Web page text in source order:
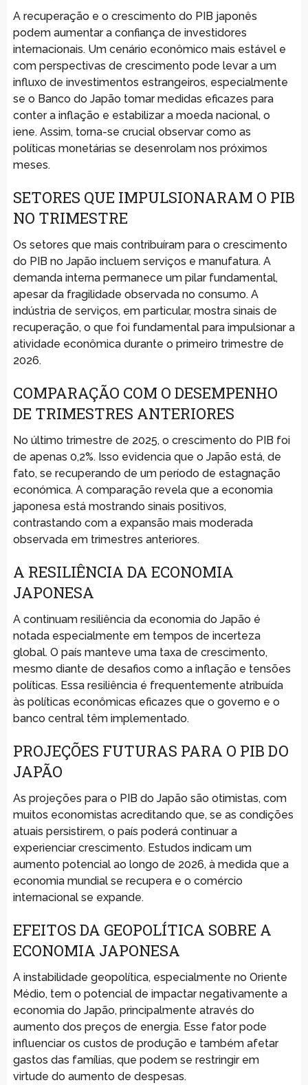
A recuperação e o crescimento do PIB japonês
podem aumentar a confiança de investidores
internacionais. Um cenário econômico mais estável e
com perspectivas de crescimento pode levar a um
influxo de investimentos estrangeiros, especialmente
se o Banco do Japão tomar medidas eficazes para
conter a inflação e estabilizar a moeda nacional, o
iene. Assim, torna-se crucial observar como as
políticas monetárias se desenrolam nos próximos
meses.
SETORES QUE IMPULSIONARAM O PIB
NO TRIMESTRE
Os setores que mais contribuíram para o crescimento
do PIB no Japão incluem serviços e manufatura. A
demanda interna permanece um pilar fundamental,
apesar da fragilidade observada no consumo. A
indústria de serviços, em particular, mostra sinais de
recuperação, o que foi fundamental para impulsionar a
atividade econômica durante o primeiro trimestre de
2026.
COMPARAÇÃO COM O DESEMPENHO
DE TRIMESTRES ANTERIORES
No último trimestre de 2025, o crescimento do PIB foi
de apenas 0,2%. Isso evidencia que o Japão está, de
fato, se recuperando de um período de estagnação
económica. A comparação revela que a economia
japonesa está mostrando sinais positivos,
contrastando com a expansão mais moderada
observada em trimestres anteriores.
A RESILIÊNCIA DA ECONOMIA
JAPONESA
A continuam resiliência da economia do Japão é
notada especialmente em tempos de incerteza
global. O país manteve uma taxa de crescimento,
mesmo diante de desafios como a inflação e tensões
políticas. Essa resiliência é frequentemente atribuída
às políticas econômicas eficazes que o governo e o
banco central têm implementado.
PROJEÇÕES FUTURAS PARA O PIB DO
JAPÃO
As projeções para o PIB do Japão são otimistas, com
muitos economistas acreditando que, se as condições
atuais persistirem, o país poderá continuar a
experienciar crescimento. Estudos indicam um
aumento potencial ao longo de 2026, à medida que a
economia mundial se recupera e o comércio
internacional se expande.
EFEITOS DA GEOPOLÍTICA SOBRE A
ECONOMIA JAPONESA
A instabilidade geopolítica, especialmente no Oriente
Médio, tem o potencial de impactar negativamente a
economia do Japão, principalmente através do
aumento dos preços de energia. Esse fator pode
influenciar os custos de produção e também afetar
gastos das famílias, que podem se restringir em
virtude do aumento de despesas.